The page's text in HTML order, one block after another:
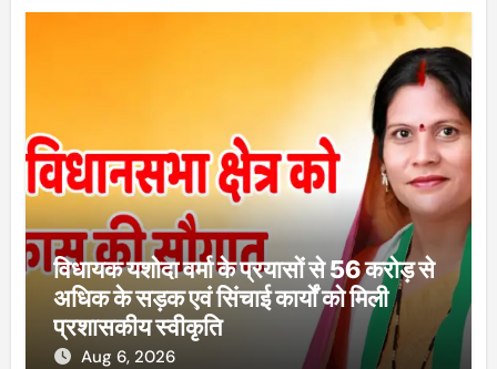
विधायक यशोदा वर्मा के प्रयासों से 56 करोड़ से
अधिक के सड़क एवं सिंचाई कार्यों को मिली
प्रशासकीय स्वीकृति
Aug 6, 2026